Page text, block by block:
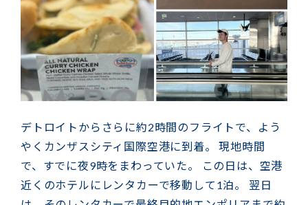
デトロイトからさらに約2時間のフライトで、よう
やくカンザスシティ国際空港に到着。 現地時間
で、すでに夜9時をまわっていた。 この日は、空港
近くのホテルにレンタカーで移動して1泊。 翌日